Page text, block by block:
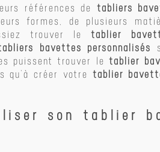
références de tabliers
formes, de plusieurs
trouver letablier
bavettes personnalisés
puissent trouver le tablier
qu’à créer votre tablier
son tablier